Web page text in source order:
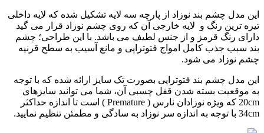
این مدل چشم بند نوزاد از پارچه سه لایه تشکیل شده که لایه داخلی
تیره ترین رنگ و لایه خارجی آن که روی چشم نوزاد قرار می گید
دارای رنگ قرمز و از جنس لطیف می باشد. با این طراحی؛ چشم
بند سبب جذب کامل امواج فتوتراپی و مانع آسیب به سطح قرنیه
چشم نوزاد می شود.
این مدل چشم بند فتوتراپی بصورت تک سایز ارائه شده که با توجه
به موقعیت بسته شدن قفل چسبی آن، شما می توانید سایزهای
20cm که ویژه نوزادان نارس ( Premature ) است تا اندازه حداکثر
34cm با توجه به اندازه سر نوزاد به سادگی و مطمئن تنظیم نمایید.